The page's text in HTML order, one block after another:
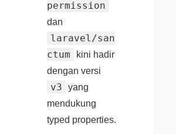
permission
dan
laravel/san
ctum
kini hadir
dengan versi
v3
yang
mendukung
typed properties.